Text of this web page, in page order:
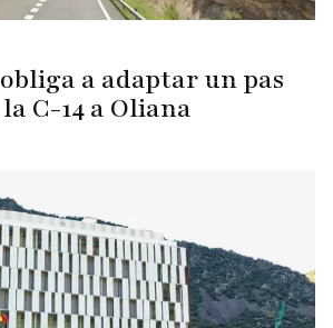
a adaptar un pas
C-14 a Oliana